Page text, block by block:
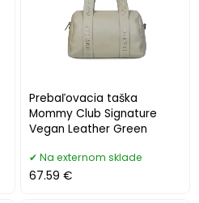
Prebaľovacia taška
Mommy Club Signature
Vegan Leather Green
Na externom sklade
67.59 €